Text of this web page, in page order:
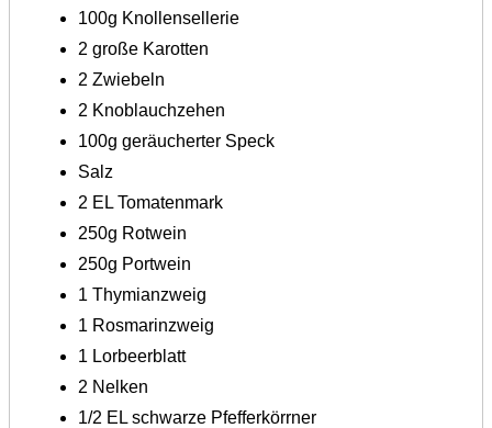
100g Knollensellerie
2 große Karotten
2 Zwiebeln
2 Knoblauchzehen
100g geräucherter Speck
Salz
2 EL Tomatenmark
250g Rotwein
250g Portwein
1 Thymianzweig
1 Rosmarinzweig
1 Lorbeerblatt
2 Nelken
1/2 EL schwarze Pfefferkörrner